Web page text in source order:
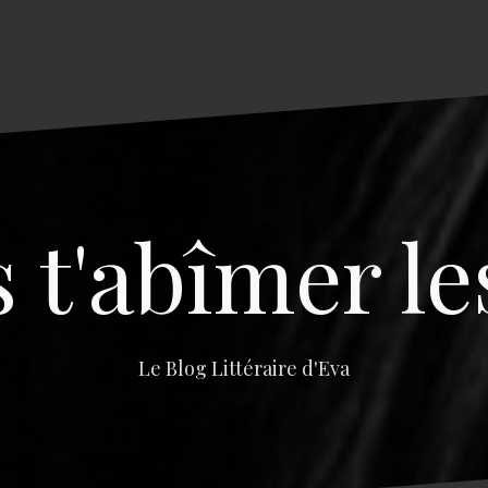
t'abîmer
Le Blog Littéraire d'Eva